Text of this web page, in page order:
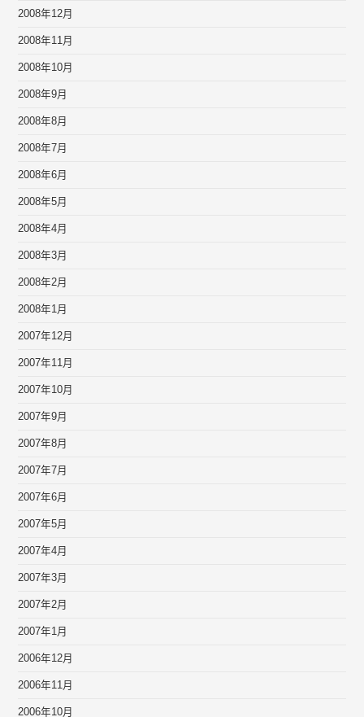
2008年12月
2008年11月
2008年10月
2008年9月
2008年8月
2008年7月
2008年6月
2008年5月
2008年4月
2008年3月
2008年2月
2008年1月
2007年12月
2007年11月
2007年10月
2007年9月
2007年8月
2007年7月
2007年6月
2007年5月
2007年4月
2007年3月
2007年2月
2007年1月
2006年12月
2006年11月
2006年10月